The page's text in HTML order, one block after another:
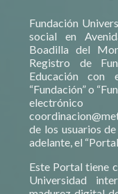
Fundación
social en
Boadilla del
Registro de
Educación con
“Fundación” o
de los usuarios
adelante, el
Este Portal tiene
Universidad